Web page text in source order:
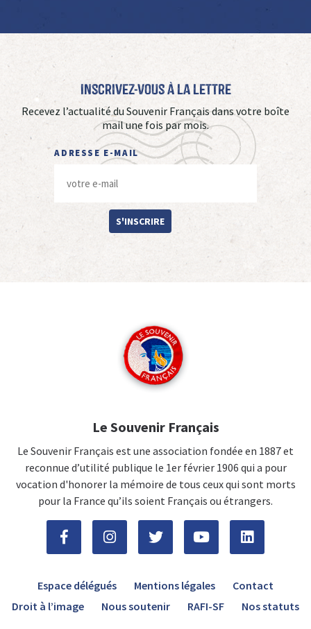
Inscrivez-vous à La Lettre
Recevez l’actualité du Souvenir Français dans votre boîte
mail une fois par mois.
ADRESSE E-MAIL
S'INSCRIRE
Le Souvenir Français
Le Souvenir Français est une association fondée en 1887 et
reconnue d’utilité publique le 1er février 1906 qui a pour
vocation d'honorer la mémoire de tous ceux qui sont morts
pour la France qu’ils soient Français ou étrangers.
Espace délégués Mentions légales
Contact
Droit à l’image
Nous soutenir RAFI-SF Nos statuts